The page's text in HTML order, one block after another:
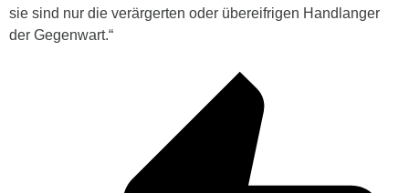
sie sind nur die verärgerten oder übereifrigen Handlanger
der Gegenwart.“